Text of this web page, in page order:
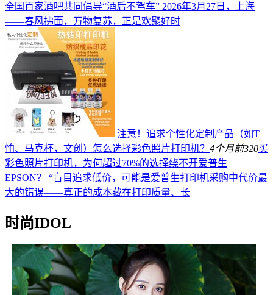
全国百家酒吧共同倡导“酒后不驾车” 2026年3月27日，上海
——春风拂面，万物复苏，正是欢聚好时
注意！追求个性化定制产品（如T
恤、马克杯，文创）怎么选择彩色照片打印机？ 4个月前320买
彩色照片打印机，为何超过70%的选择绕不开爱普生
EPSON？ “盲目追求低价，可能是爱普生打印机采购中代价最
大的错误——真正的成本藏在打印质量、长
时尚IDOL